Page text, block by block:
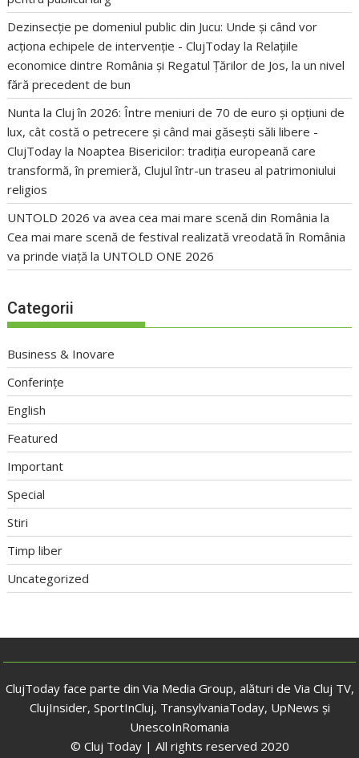
Dezinsecție pe domeniul public din Jucu: Unde și când vor
acționa echipele de intervenție - ClujToday la Relațiile
economice dintre România și Regatul Țărilor de Jos, la un nivel
fără precedent de bun
Nunta la Cluj în 2026: Între meniuri de 70 de euro și opțiuni de
lux, cât costă o petrecere și când mai găsești săli libere -
ClujToday la Noaptea Bisericilor: tradiția europeană care
transformă, în premieră, Clujul într-un traseu al patrimoniului
religios
UNTOLD 2026 va avea cea mai mare scenă din România la
Cea mai mare scenă de festival realizată vreodată în România
va prinde viață la UNTOLD ONE 2026
Categorii
Business & Inovare
Conferințe
English
Featured
Important
Special
Stiri
Timp liber
Uncategorized
ClujToday face parte din Via Media Group, alături de Via Cluj TV,
ClujInsider, SportInCluj, TransylvaniaToday, UpNews și
UnescoInRomania
© Cluj Today | All rights reserved 2020